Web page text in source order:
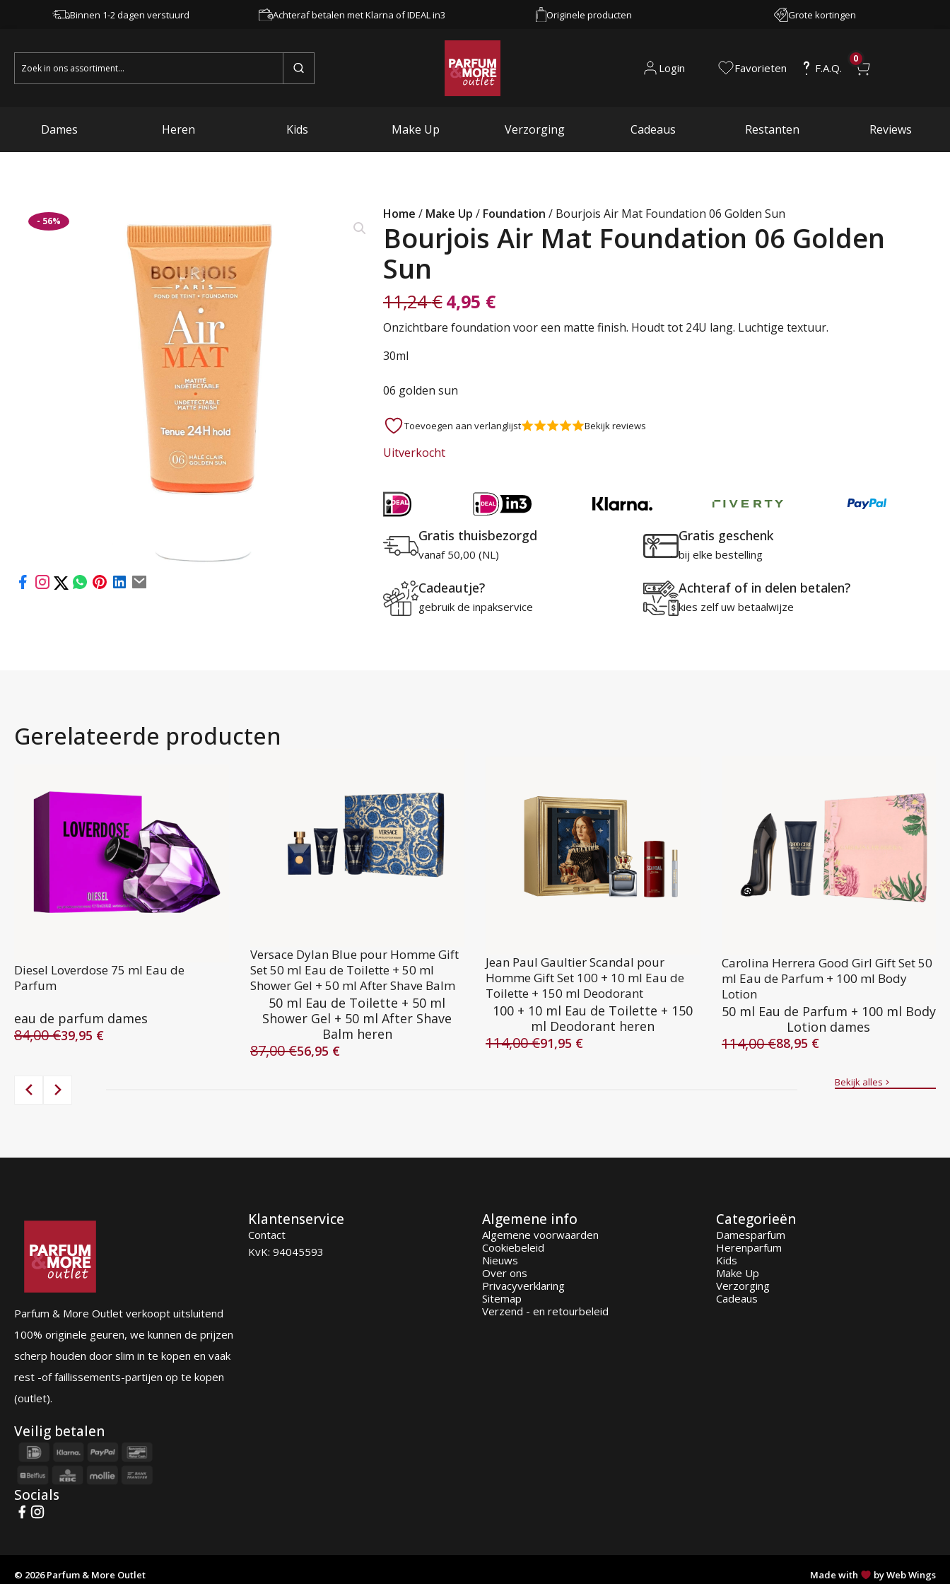
Binnen 1-2 dagen verstuurd Achteraf betalen met Klarna of IDEAL in3 Originele producten Grote kortingen
Zoeken
naar:
Login Favorieten F.A.Q.
0
Dames Heren Kids Make Up Verzorging Cadeaus Restanten Reviews
- 56% Home / Make Up / Foundation / Bourjois Air Mat Foundation 06 Golden Sun
Bourjois Air Mat Foundation 06 Golden
Sun
11,24€
Oorspronkelijke
prijs
was:
11,24 €.
4,95 €
Huidige
prijs
is:
4,95 €.
Onzichtbare foundation voor een matte finish. Houdt tot 24U lang. Luchtige textuur.
30ml
06 golden sun
Toevoegen aan verlanglijst Bekijk reviews
Uitverkocht
Gratis thuisbezorgd
vanaf 50,00 (NL)
Gratis geschenk
bij elke bestelling
Cadeautje?
gebruik de inpakservice
Achteraf of in delen betalen?
kies zelf uw betaalwijze
Gerelateerde producten
Diesel Loverdose 75 ml Eau de
Parfum
eau de parfum dames
84,00€
Oorspronkelijke
84,00 €.
39,95 €
Huidige
39,95 €.
Versace Dylan Blue pour Homme Gift
Set 50 ml Eau de Toilette + 50 ml
Shower Gel + 50 ml After Shave Balm
50 ml Eau de Toilette + 50 ml
Shower Gel + 50 ml After Shave
Balm heren
87,00€
Oorspronkelijke
56,95 €
Huidige
Jean Paul Gaultier Scandal pour
Homme Gift Set 100 + 10 ml Eau de
Toilette + 150 ml Deodorant
100 + 10 ml Eau de Toilette + 150
ml Deodorant heren
114,00€
Oorspronkelijke
91,95 €
Huidige
Carolina Herrera Good Girl Gift Set 50
ml Eau de Parfum + 100 ml Body
Lotion
50 ml Eau de Parfum + 100 ml Body
Lotion dames
114,00€
Oorspronkelijke
88,95 €
Huidige
Bekijk alles
Parfum & More Outlet verkoopt uitsluitend
100% originele geuren, we kunnen de prijzen
scherp houden door slim in te kopen en vaak
rest -of faillissements-partijen op te kopen
(outlet).
Klantenservice
Contact
KvK: 94045593
Algemene info
Algemene voorwaarden
Cookiebeleid
Nieuws
Over ons
Privacyverklaring
Sitemap
Verzend - en retourbeleid
Categorieën
Damesparfum
Herenparfum
Kids
Make Up
Verzorging
Cadeaus
Veilig betalen
Socials
© 2026 Parfum & More Outlet Made with by Web Wings